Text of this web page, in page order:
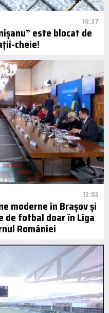
16:37
este blocat de
cheie!
13:02
moderne în Brașov și
de fotbal doar în Liga
României